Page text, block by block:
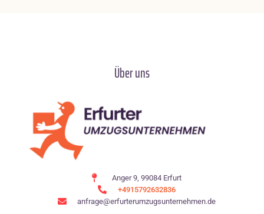
Über uns
Anger 9, 99084 Erfurt
+4915792632836
anfrage@erfurterumzugsunternehmen.de